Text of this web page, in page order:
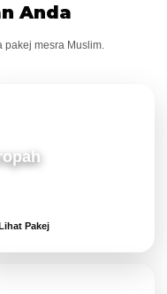
Anda
mesra Muslim.
Pakej